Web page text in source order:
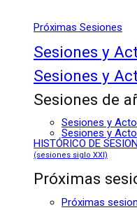
Próximas Sesiones
Sesiones y
Sesiones y
Sesiones de
Sesiones y
Sesiones y
HISTÓRICO DE
(sesiones siglo XXI)
Próximas
Próximas